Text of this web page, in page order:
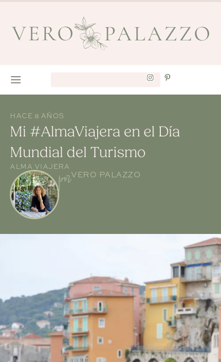
HACE 8 AÑOS
Mi #AlmaViajera en el Día
Mundial del Turismo
ALMA VIAJERA
porVERO PALAZZO